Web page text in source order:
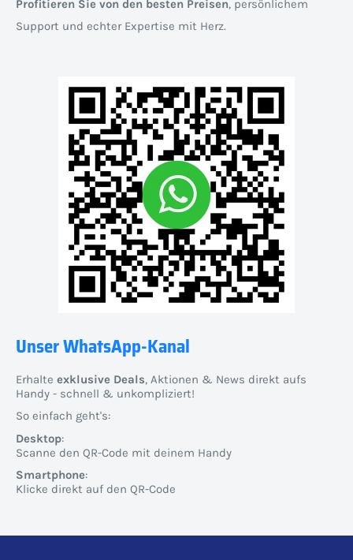
Profitieren Sie von den besten Preisen, persönlichem
Support und echter Expertise mit Herz.
Unser WhatsApp-Kanal
Erhalte exklusive Deals, Aktionen & News direkt aufs
Handy - schnell & unkompliziert!
So einfach geht's:
Desktop:
Scanne den QR-Code mit deinem Handy
Smartphone:
Klicke direkt auf den QR-Code